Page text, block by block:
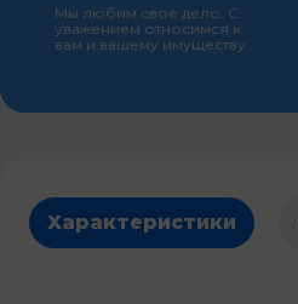
Мы любим свое дело. С
уважением относимся к
вам и вашему имуществу
Характеристики